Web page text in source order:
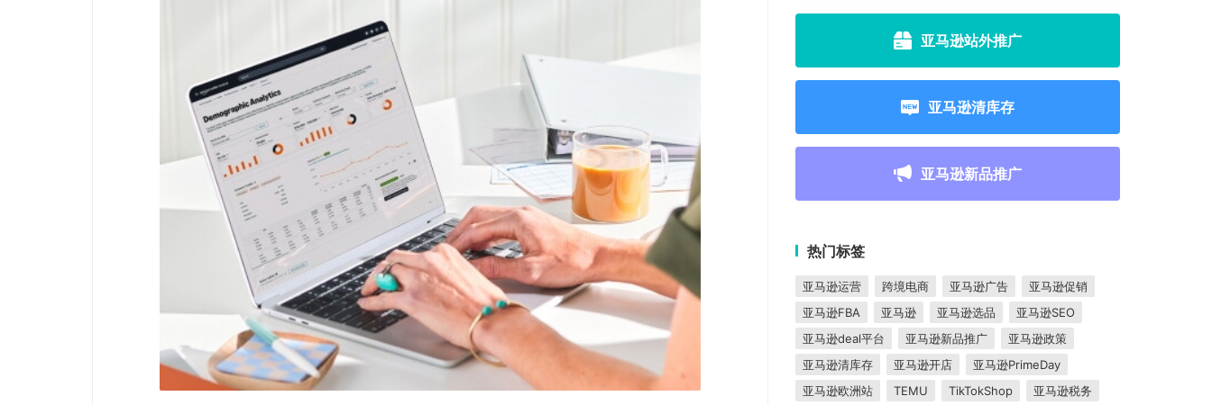
亚马逊站外推广
亚马逊清库存
亚马逊新品推广
热门标签
亚马逊运营 跨境电商 亚马逊广告
亚马逊促销
亚马逊FBA
亚马逊 亚马逊选品
亚马逊SEO
亚马逊deal平台
亚马逊新品推广
亚马逊政策
亚马逊清库存
亚马逊开店
亚马逊PrimeDay
亚马逊欧洲站
TEMU TikTokShop
亚马逊税务